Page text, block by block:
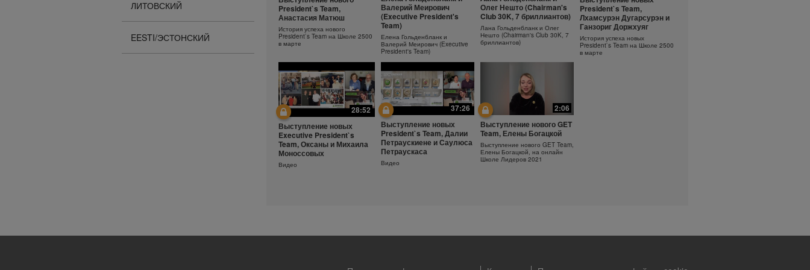
ЛИТОВСКИЙ
EESTI/ЭСТОНСКИЙ
Защита от солнца.
Важность SPF-фактора
Защищающий крем с SPF30
Herbalife SKIN
Ежедневный
увлажняющий крем
Узнайте больше об уходе за
кожей!
Как поддерживать
молодость кожи?
Антивозрастная сыворотка
Herbalife SKIN
Основы очищения кожи
Узнайте больше об уходе за
кожей!
President`s Team,
Анастасия Матюш
История успеха нового
President`s Team на Школе 2500
в марте
Валерий Меирович
(Executive President's
Team)
Елена Гольденбланк и
Валерий Меирович (Executive
President's Team)
Олег Нешто (Chairman's
Club 30K, 7 бриллиантов)
Лана Гольденбланк и Олег
Нешто (Chairman's Club 30K, 7
бриллиантов)
President`s Team,
Лхамсурэн Дугарсурэн и
Ганзориг Доржхуяг
История успеха новых
President`s Team на Школе 2500
в марте
28:52
Выступление новых
Executive President`s
Team, Оксаны и Михаила
Моноссовых
Видео
37:26
Выступление новых
President`s Team, Далии
Петраускиене и Саулюса
Петраускаса
Видео
2:06
Выступление нового GET
Team, Елены Богацкой
Выступление нового GET Team,
Елены Богацкой, на онлайн
Школе Лидеров 2021